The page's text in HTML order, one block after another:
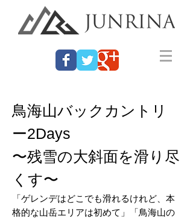
鳥海山バックカントリ
ー2Days
〜残雪の大斜面を滑り尽
くす〜
「ゲレンデはどこでも滑れるけれど、本
格的な山岳エリアは初めて」「鳥海山の